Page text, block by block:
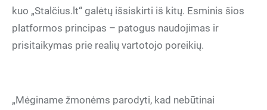
kuo „Stalčius.lt“ galėtų išsiskirti iš kitų. Esminis šios
platformos principas – patogus naudojimas ir
prisitaikymas prie realių vartotojo poreikių.
„Mėginame žmonėms parodyti, kad nebūtinai